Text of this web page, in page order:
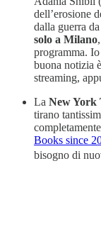
dell’erosione
dalla guerra
solo a Milano
programma.
buona notizia
streaming,
La New York
tirano
Books since
bisogno di